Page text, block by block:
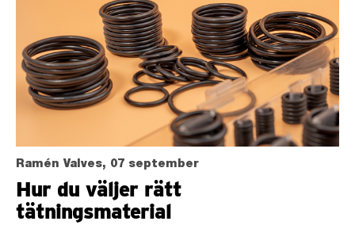
Ramén Valves, 07 september
Hur du väljer rätt
tätningsmaterial